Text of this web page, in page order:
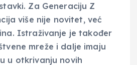
Za Generaciju Z
više nije novitet, već
Istraživanje je također
mreže i dalje imaju
u otkrivanju novih